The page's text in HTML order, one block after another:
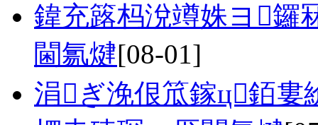
鍏充簬杩涗竴姝ヨ鑼
閫氱煡[08-01]
涓ぎ浼佷笟鎵ц銆婁